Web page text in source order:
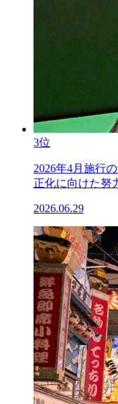
3位
2026年4月施行
正化に向けた努
2026.06.29